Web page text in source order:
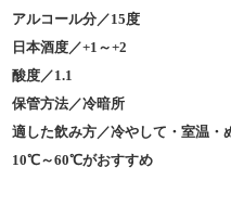
アルコール分／15度
日本酒度／+1～+2
酸度／1.1
保管方法／冷暗所
適した飲み方／冷やして・室温・
10℃～60℃がおすすめ